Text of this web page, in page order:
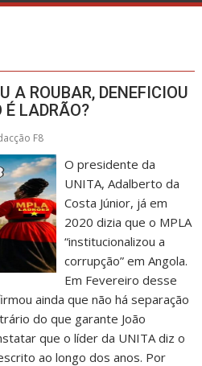
A ROUBAR, DENEFICIOU
É LADRÃO?
F8
O presidente da
UNITA, Adalberto da
Costa Júnior, já em
2020 dizia que o MPLA
“institucionalizou a
corrupção” em Angola.
Em Fevereiro desse
ainda que não há separação
do que garante João
que o líder da UNITA diz o
ao longo dos anos. Por